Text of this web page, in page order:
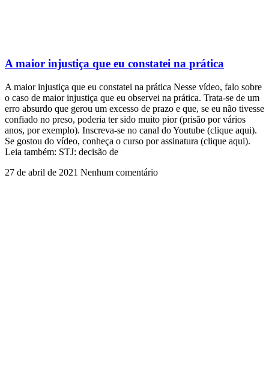
A maior injustiça que eu constatei na prática
A maior injustiça que eu constatei na prática Nesse vídeo, falo sobre
o caso de maior injustiça que eu observei na prática. Trata-se de um
erro absurdo que gerou um excesso de prazo e que, se eu não tivesse
confiado no preso, poderia ter sido muito pior (prisão por vários
anos, por exemplo). Inscreva-se no canal do Youtube (clique aqui).
Se gostou do vídeo, conheça o curso por assinatura (clique aqui).
Leia também: STJ: decisão de
27 de abril de 2021 Nenhum comentário